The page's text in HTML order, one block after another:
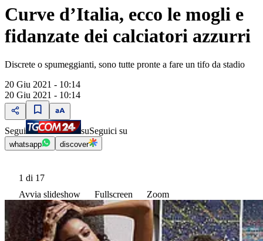
Curve d’Italia, ecco le mogli e
fidanzate dei calciatori azzurri
Discrete o spumeggianti, sono tutte pronte a fare un tifo da stadio
20 Giu 2021 - 10:14
20 Giu 2021 - 10:14
Segui suSeguici su
whatsapp discover
1 di 17
Avvia slideshow
Fullscreen Zoom